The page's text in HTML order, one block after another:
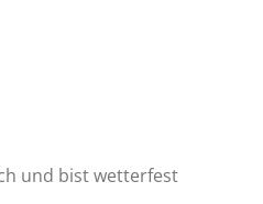
und bist wetterfest